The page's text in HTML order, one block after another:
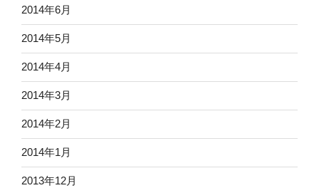
2014年6月
2014年5月
2014年4月
2014年3月
2014年2月
2014年1月
2013年12月